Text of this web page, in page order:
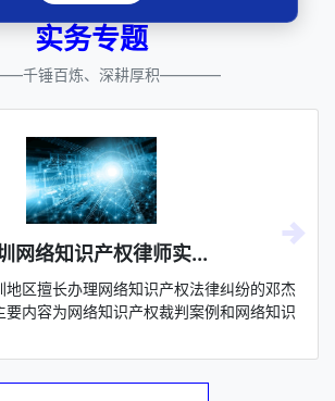
实务专题
千锤百炼、深耕厚积————
网络知识产权律师实...
地区擅长办理网络知识产权法律纠纷的邓杰
要内容为网络知识产权裁判案例和网络知识